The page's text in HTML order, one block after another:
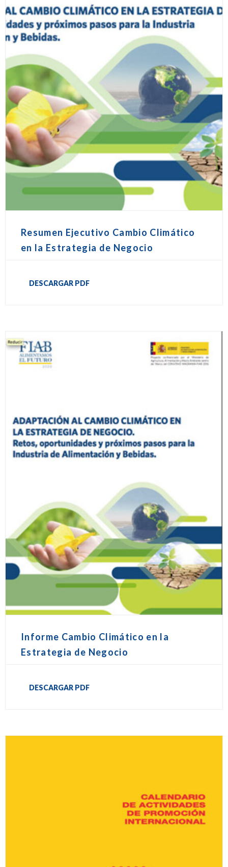
Resumen Ejecutivo Cambio Climático
en la Estrategia de Negocio
DESCARGAR PDF
Informe Cambio Climático en la
Estrategia de Negocio
DESCARGAR PDF